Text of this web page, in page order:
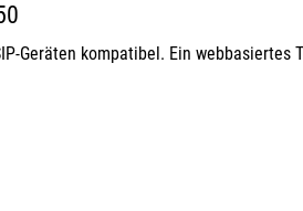
Geräten kompatibel. Ein